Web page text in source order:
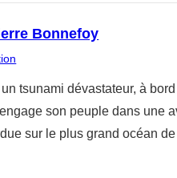
Bonnefoy
tsunami dévastateur, à
son peuple dans une
sur le plus grand océan